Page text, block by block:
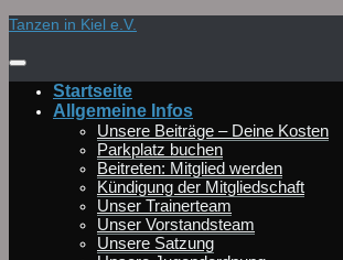
Zum
springen
Tanzen in Kiel e.V.
Startseite
Allgemeine Infos
Unsere Beiträge – Deine Kosten
Parkplatz buchen
Beitreten: Mitglied werden
Kündigung der Mitgliedschaft
Unser Trainerteam
Unser Vorstandsteam
Unsere Satzung